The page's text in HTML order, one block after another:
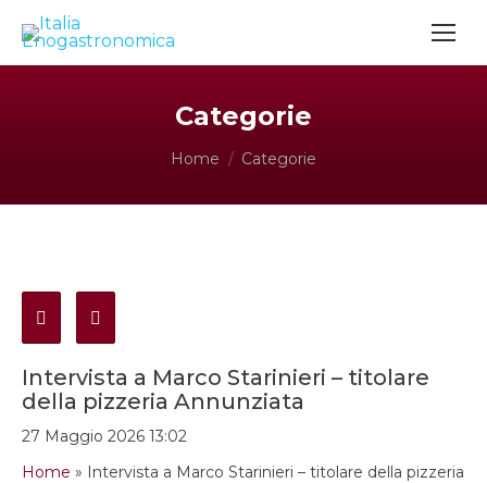
Categorie
Tu sei qui:
Home Categorie
Intervista a Marco Starinieri – titolare
della pizzeria Annunziata
27 Maggio 2026 13:02
Home » Intervista a Marco Starinieri – titolare della pizzeria